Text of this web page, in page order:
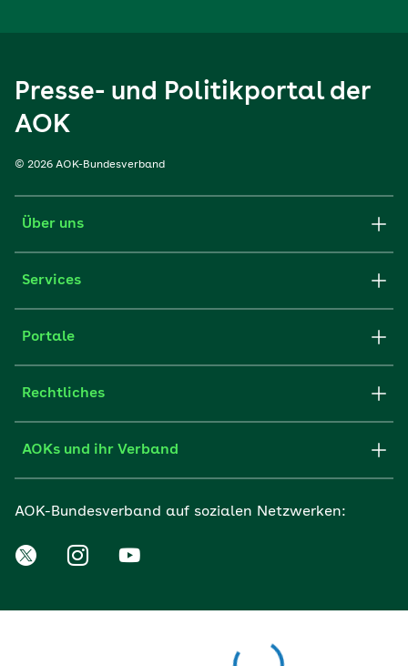
Presse- und Politikportal der
AOK
© 2026 AOK-Bundesverband
Über uns
Services
Portale
Rechtliches
AOKs und ihr Verband
AOK-Bundesverband auf sozialen Netzwerken: